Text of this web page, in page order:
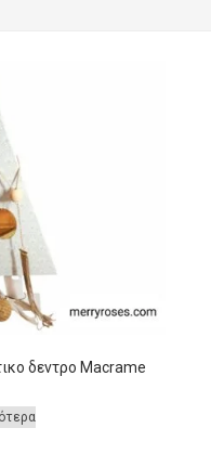
δεντρο Macrame